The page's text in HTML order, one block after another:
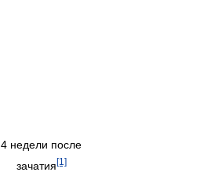
4 недели после
зачатия[1]